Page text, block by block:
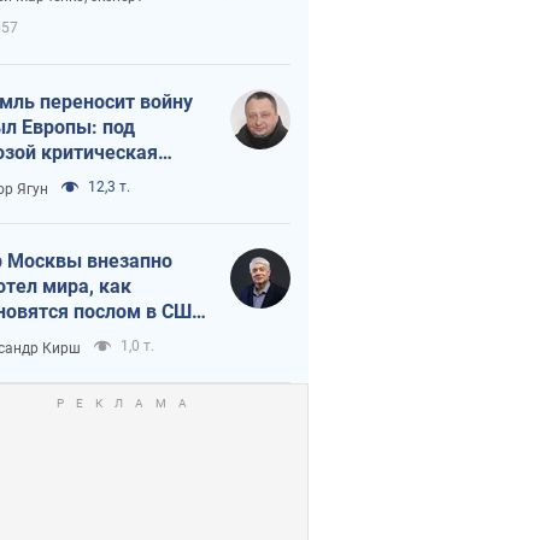
переносит войну
Европы: под
критическая
Ягун 12,3 т.
Москвы внезапно
мира, как
послом в США
украинские топ-
Кирш 1,0 т.